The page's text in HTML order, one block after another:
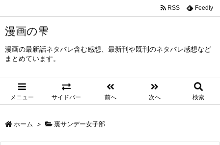
漫画の雫
漫画の最新話ネタバレ含む感想、最新刊や既刊のネタバレ感想など
まとめています。
メニュー サイドバー 前へ 次へ 検索
RSS Feedly
ホーム > 裏サンデー女子部